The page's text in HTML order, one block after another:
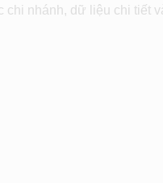
chi nhánh, dữ liệu chi tiết